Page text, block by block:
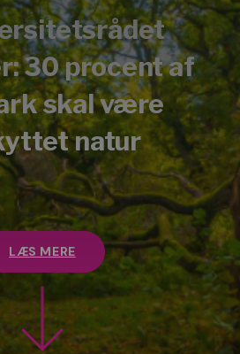
30 procentaf
skal være
natur
LÆS MERE